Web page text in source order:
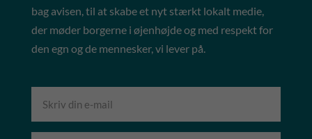
bag avisen, til at skabe et nyt stærkt lokalt medie,
der møder borgerne i øjenhøjde og med respekt for
den egn og de mennesker, vi lever på.